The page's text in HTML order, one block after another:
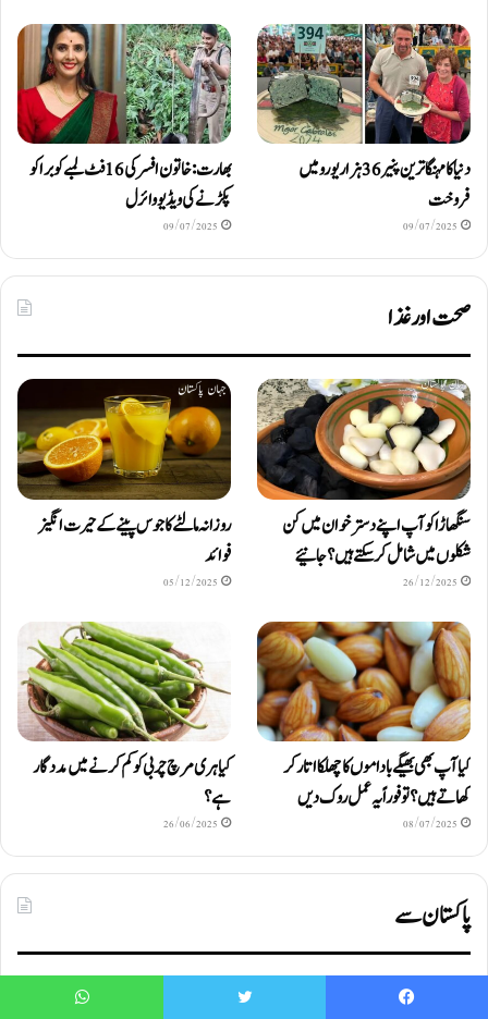
دنیا کا مہنگا ترین پنیر 36 ہزار یورو میں
فروخت
09/07/2025
بھارت: خاتون افسر کی 16 فٹ لمبے کوبرا کو
پکڑنے کی ویڈیو وائرل
09/07/2025
صحت اور غذا
سنگھاڑا کو آپ اپنے دستر خوان میں کن
شکلوں میں شامل کرسکتے ہیں ؟ جانیئے
26/12/2025
روزانہ مالٹے کا جوس پینے کے حیرت انگیز
فوائد
05/12/2025
کیا آپ بھی بھیگے باداموں کا چھلکا اتار کر
کھاتے ہیں؟ تو فوراً یہ عمل روک دیں
08/07/2025
کیا ہری مرچ چربی کو کم کرنے میں مددگار
ہے؟
26/06/2025
پاکستان سے